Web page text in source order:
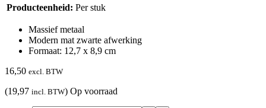
Producteenheid: Per stuk
Massief metaal
Modern mat zwarte afwerking
Formaat: 12,7 x 8,9 cm
16,50 excl. BTW
(19,97 incl. BTW) Op voorraad